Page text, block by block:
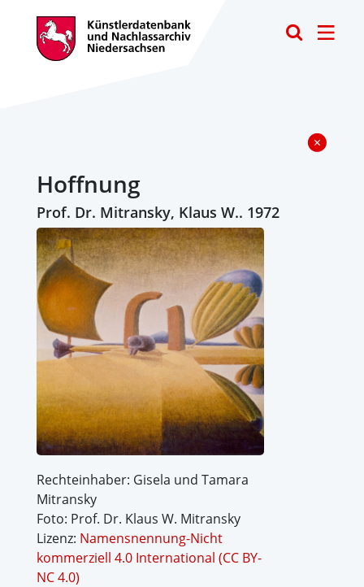
Hoffnung
Prof. Dr. Mitransky, Klaus W.. 1972
Rechteinhaber: Gisela und Tamara
Mitransky
Foto: Prof. Dr. Klaus W. Mitransky
Lizenz: Namensnennung-Nicht
kommerziell 4.0 International (CC BY-
NC 4.0)